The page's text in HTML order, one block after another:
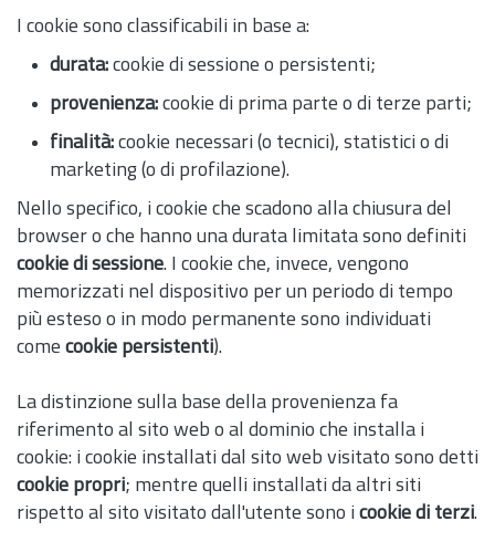
I cookie sono classificabili in base a:
durata: cookie di sessione o persistenti;
provenienza: cookie di prima parte o di terze parti;
finalità: cookie necessari (o tecnici), statistici o di
marketing (o di profilazione).
Nello specifico, i cookie che scadono alla chiusura del
browser o che hanno una durata limitata sono definiti
cookie di sessione. I cookie che, invece, vengono
memorizzati nel dispositivo per un periodo di tempo
più esteso o in modo permanente sono individuati
come cookie persistenti).
La distinzione sulla base della provenienza fa
riferimento al sito web o al dominio che installa i
cookie: i cookie installati dal sito web visitato sono detti
cookie propri; mentre quelli installati da altri siti
rispetto al sito visitato dall'utente sono i cookie di terzi.